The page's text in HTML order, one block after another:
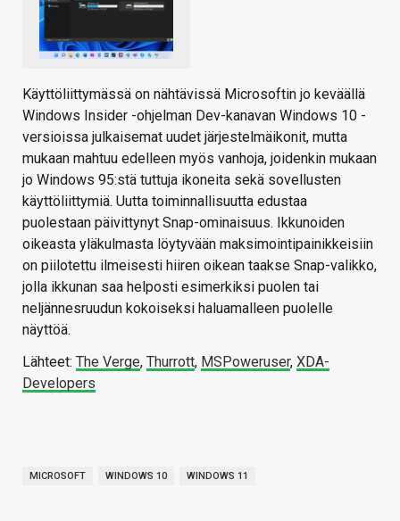
Käyttöliittymässä on nähtävissä Microsoftin jo keväällä
Windows Insider -ohjelman Dev-kanavan Windows 10 -
versioissa julkaisemat uudet järjestelmäikonit, mutta
mukaan mahtuu edelleen myös vanhoja, joidenkin mukaan
jo Windows 95:stä tuttuja ikoneita sekä sovellusten
käyttöliittymiä. Uutta toiminnallisuutta edustaa
puolestaan päivittynyt Snap-ominaisuus. Ikkunoiden
oikeasta yläkulmasta löytyvään maksimointipainikkeisiin
on piilotettu ilmeisesti hiiren oikean taakse Snap-valikko,
jolla ikkunan saa helposti esimerkiksi puolen tai
neljännesruudun kokoiseksi haluamalleen puolelle
näyttöä.
Lähteet: The Verge, Thurrott, MSPoweruser, XDA-
Developers
MICROSOFT WINDOWS 10 WINDOWS 11